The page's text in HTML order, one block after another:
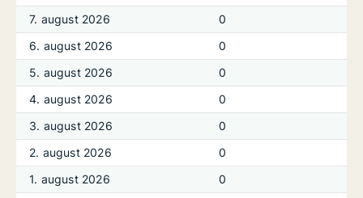
7. august 2026
0
6. august 2026
0
5. august 2026
0
4. august 2026
0
3. august 2026
0
2. august 2026
0
1. august 2026
0